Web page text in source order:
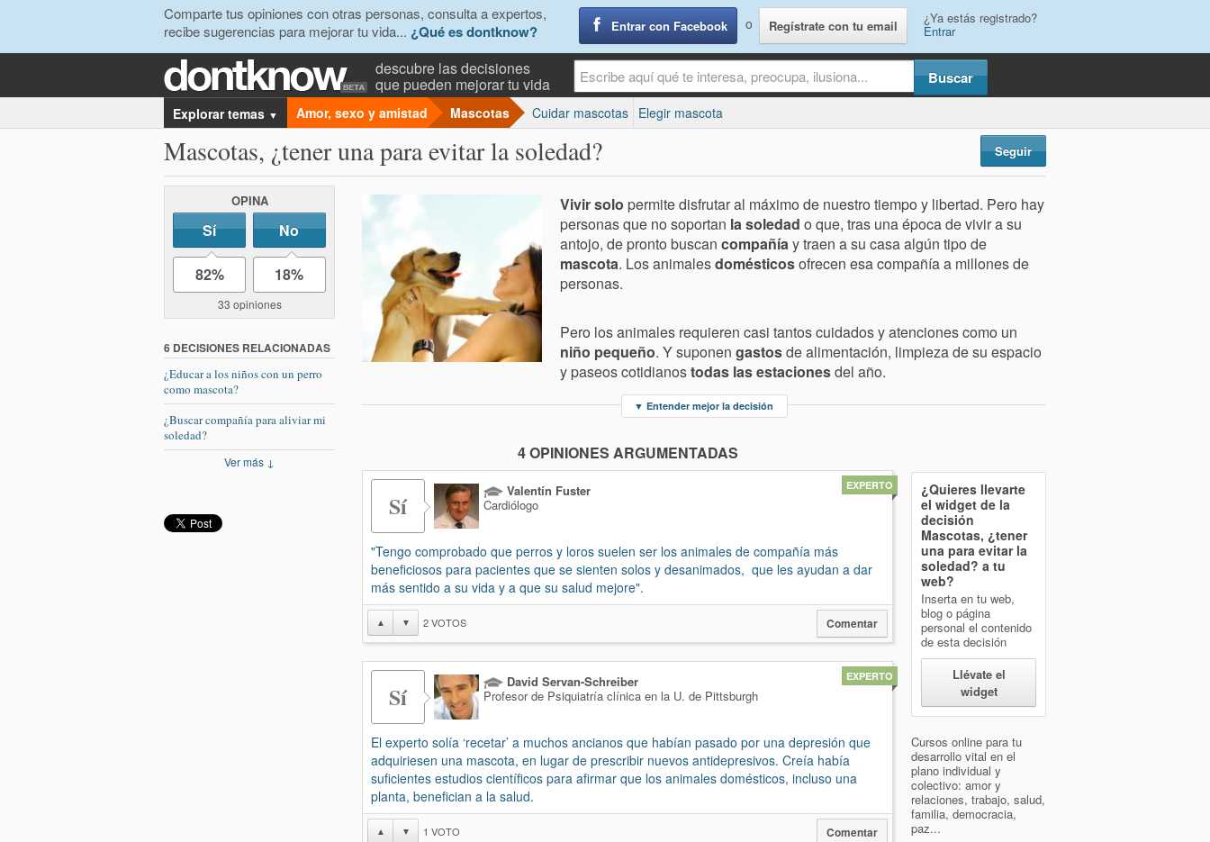
Comparte tus opiniones con otras personas, consulta a expertos,
recibe sugerencias para mejorar tu vida... ¿Qué es dontknow? Entrar con Facebook o Regístrate con tu email ¿Ya estás registrado?
Entrar
descubre las decisiones
que pueden mejorar tu vida
Explorar temas ▼ Amor, sexo y amistad Mascotas Cuidar mascotas Elegir mascota
Mascotas, ¿tener una para evitar la soledad? Seguir
OPINA
Sí No
82% 18%
33 opiniones
6 DECISIONES RELACIONADAS
¿Educar a los niños con un perro
como mascota?
¿Buscar compañía para aliviar mi
soledad?
Ver más ↓
Vivir solo permite disfrutar al máximo de nuestro tiempo y libertad. Pero hay
personas que no soportan la soledad o que, tras una época de vivir a su
antojo, de pronto buscan compañíay traen a su casa algún tipo de
mascota. Los animalesdomésticosofrecen esa compañía a millones de
personas.
Pero los animales requieren casi tantos cuidados y atenciones como un
niño pequeño. Y suponen gastosde alimentación, limpieza de su espacio
y paseos cotidianostodas las estacionesdel año.
▼ Entender mejor la decisión
4 OPINIONES ARGUMENTADAS
Sí
Valentín Fuster
Cardiólogo
"Tengo comprobado que perros y loros suelen ser los animales de compañía más
beneficiosos para pacientes que se sienten solos y desanimados, que les ayudan a dar
más sentido a su vida y a que su salud mejore".
EXPERTO
▲ ▼ 2VOTOS Comentar
Sí
David Servan-Schreiber
Profesor de Psiquiatría clínica en la U. de Pittsburgh
El experto solía ‘recetar’ a muchos ancianos que habían pasado por una depresión que
adquiriesen una mascota, en lugar de prescribir nuevos antidepresivos. Creía había
suficientes estudios científicos para afirmar que los animales domésticos, incluso una
planta, benefician a la salud.
EXPERTO
▲ ▼ 1 VOTO Comentar
¿Quieres llevarte
el widget de la
decisión
Mascotas, ¿tener
una para evitar la
soledad? a tu
web?
Inserta en tu web,
blog o página
personal el contenido
de esta decisión
Llévate el
widget
Cursos online para tu
desarrollo vital en el
plano individual y
colectivo: amor y
relaciones, trabajo, salud,
familia, democracia,
paz...